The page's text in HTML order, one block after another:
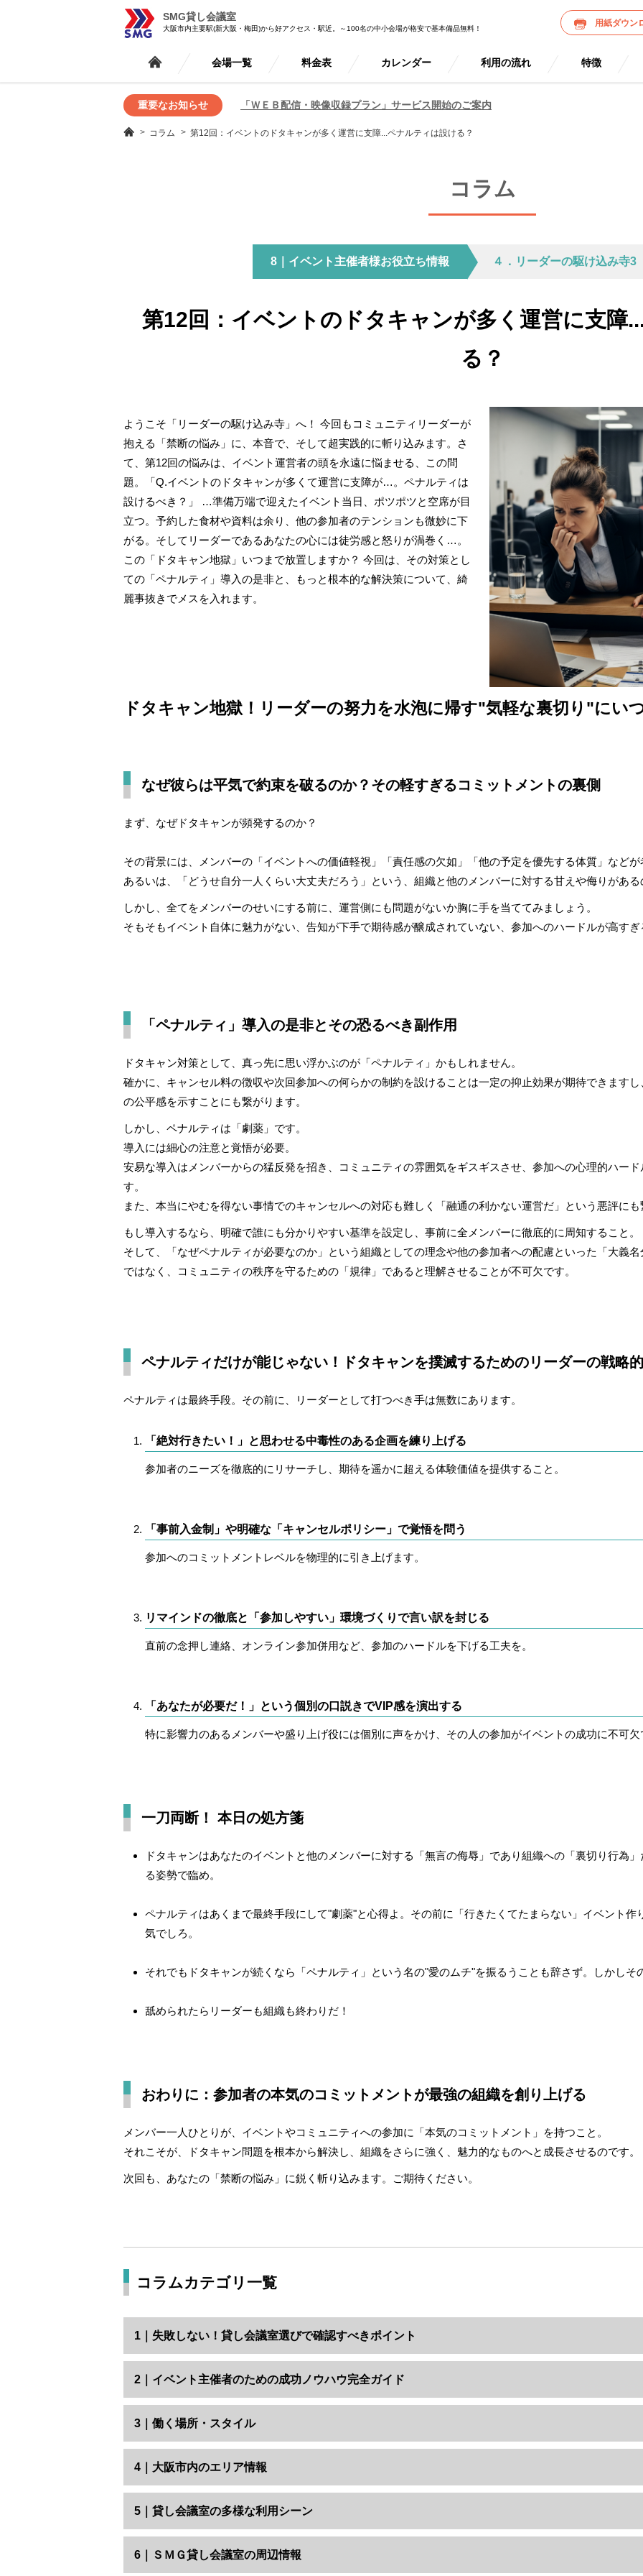
SMG貸し会議室
大阪市内主要駅(新大阪・梅田)から好アクセス・駅近。～100名の中小会場が格安で基本備品無料！
用紙ダウン
会場一覧 料金表 カレンダー 利用の流れ 特徴
重要なお知らせ 「ＷＥＢ配信・映像収録プラン」サービス開始のご案内
コラム 第12回：イベントのドタキャンが多く運営に支障...ペナルティは設ける？
コラム
8｜イベント主催者様お役立ち情報 ４．リーダーの駆け込み寺
第12回：イベントのドタキャンが多く運営に支障
る？
ようこそ「リーダーの駆け込み寺」へ！ 今回もコミュニティリーダーが
抱える「禁断の悩み」に、本音で、そして超実践的に斬り込みます。さ
て、第12回の悩みは、イベント運営者の頭を永遠に悩ませる、この問
題。「Q.イベントのドタキャンが多くて運営に支障が…。ペナルティは
設けるべき？」 …準備万端で迎えたイベント当日、ポツポツと空席が目
立つ。予約した食材や資料は余り、他の参加者のテンションも微妙に下
がる。そしてリーダーであるあなたの心には徒労感と怒りが渦巻く…。
この「ドタキャン地獄」いつまで放置しますか？ 今回は、その対策とし
ての「ペナルティ」導入の是非と、もっと根本的な解決策について、綺
麗事抜きでメスを入れます。
ドタキャン地獄！リーダーの努力を水泡に帰す"気軽な裏切り"にい
なぜ彼らは平気で約束を破るのか？その軽すぎるコミットメントの裏側
まず、なぜドタキャンが頻発するのか？
その背景には、メンバーの「イベントへの価値軽視」「責任感の欠如」「他の予定を優先する体質」など
あるいは、「どうせ自分一人くらい大丈夫だろう」という、組織と他のメンバーに対する甘えや侮りがあ
しかし、全てをメンバーのせいにする前に、運営側にも問題がないか胸に手を当ててみましょう。
そもそもイベント自体に魅力がない、告知が下手で期待感が醸成されていない、参加へのハードルが高す
「ペナルティ」導入の是非とその恐るべき副作用
ドタキャン対策として、真っ先に思い浮かぶのが「ペナルティ」かもしれません。
確かに、キャンセル料の徴収や次回参加への何らかの制約を設けることは一定の抑止効果が期待できます
の公平感を示すことにも繋がります。
しかし、ペナルティは「劇薬」です。
導入には細心の注意と覚悟が必要。
安易な導入はメンバーからの猛反発を招き、コミュニティの雰囲気をギスギスさせ、参加への心理的ハー
す。
また、本当にやむを得ない事情でのキャンセルへの対応も難しく「融通の利かない運営だ」という悪評に
もし導入するなら、明確で誰にも分かりやすい基準を設定し、事前に全メンバーに徹底的に周知すること。
そして、「なぜペナルティが必要なのか」という組織としての理念や他の参加者への配慮といった「大義
ではなく、コミュニティの秩序を守るための「規律」であると理解させることが不可欠です。
ペナルティだけが能じゃない！ドタキャンを撲滅するためのリーダーの戦略
ペナルティは最終手段。その前に、リーダーとして打つべき手は無数にあります。
「絶対行きたい！」と思わせる中毒性のある企画を練り上げる
参加者のニーズを徹底的にリサーチし、期待を遥かに超える体験価値を提供すること。
「事前入金制」や明確な「キャンセルポリシー」で覚悟を問う
参加へのコミットメントレベルを物理的に引き上げます。
リマインドの徹底と「参加しやすい」環境づくりで言い訳を封じる
直前の念押し連絡、オンライン参加併用など、参加のハードルを下げる工夫を。
「あなたが必要だ！」という個別の口説きでVIP感を演出する
特に影響力のあるメンバーや盛り上げ役には個別に声をかけ、その人の参加がイベントの成功に不可
一刀両断！ 本日の処方箋
ドタキャンはあなたのイベントと他のメンバーに対する「無言の侮辱」であり組織への「裏切り行為
る姿勢で臨め。
ペナルティはあくまで最終手段にして"劇薬"と心得よ。その前に「行きたくてたまらない」イベント
気でしろ。
それでもドタキャンが続くなら「ペナルティ」という名の"愛のムチ"を振るうことも辞さず。しかしそ
舐められたらリーダーも組織も終わりだ！
おわりに：参加者の本気のコミットメントが最強の組織を創り上げる
メンバー一人ひとりが、イベントやコミュニティへの参加に「本気のコミットメント」を持つこと。
それこそが、ドタキャン問題を根本から解決し、組織をさらに強く、魅力的なものへと成長させるのです。
次回も、あなたの「禁断の悩み」に鋭く斬り込みます。ご期待ください。
コラムカテゴリ一覧
1｜失敗しない！貸し会議室選びで確認すべきポイント
2｜イベント主催者のための成功ノウハウ完全ガイド
3｜働く場所・スタイル
4｜大阪市内のエリア情報
5｜貸し会議室の多様な利用シーン
6｜ＳＭＧ貸し会議室の周辺情報